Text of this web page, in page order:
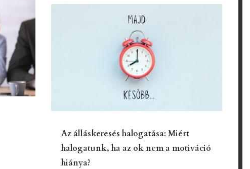
Az álláskeresés halogatása: Miért
halogatunk, ha az ok nem a motiváció
hiánya?